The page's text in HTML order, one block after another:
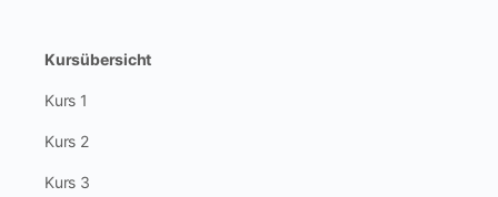
Kursübersicht
Kurs 1
Kurs 2
Kurs 3